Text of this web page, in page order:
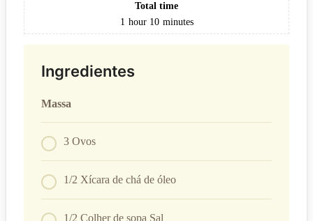
Total time
1 hour 10 minutes
Ingredientes
Massa
3 Ovos
1/2 Xícara de chá de óleo
1/2 Colher de sopa Sal